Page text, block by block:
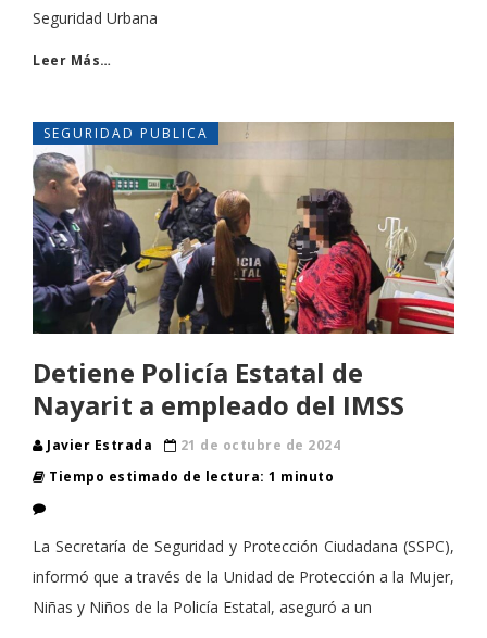
Seguridad Urbana
Leer Más…
SEGURIDAD PUBLICA
Detiene Policía Estatal de
Nayarit a empleado del IMSS
Javier Estrada
21 de octubre de 2024
Tiempo estimado de lectura: 1 minuto
La Secretaría de Seguridad y Protección Ciudadana (SSPC),
informó que a través de la Unidad de Protección a la Mujer,
Niñas y Niños de la Policía Estatal, aseguró a un